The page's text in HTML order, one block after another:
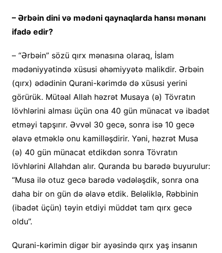
– Ərbəin dini və mədəni qaynaqlarda hansı mənanı
ifadə edir?
– “Ərbəin” sözü qırx mənasına olaraq, İslam
mədəniyyətində xüsusi əhəmiyyətə malikdir. Ərbəin
(qırx) ədədinin Qurani-kərimdə də xüsusi yerini
görürük. Mütəal Allah həzrət Musaya (ə) Tövratın
lövhlərini alması üçün ona 40 gün münacat və ibadət
etməyi tapşırır. Əvvəl 30 gecə, sonra isə 10 gecə
əlavə etməklə onu kamilləşdirir. Yəni, həzrət Musa
(ə) 40 gün münacat etdikdən sonra Tövratın
lövhlərini Allahdan alır. Quranda bu barədə buyurulur:
“Musa ilə otuz gecə barədə vədələşdik, sonra ona
daha bir on gün də əlavə etdik. Beləliklə, Rəbbinin
(ibadət üçün) təyin etdiyi müddət tam qırx gecə
oldu”.
Qurani-kərimin digər bir ayəsində qırx yaş insanın